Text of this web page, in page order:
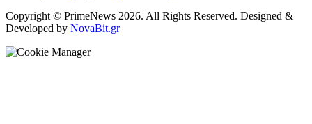
Copyright © PrimeNews 2026. All Rights Reserved. Designed &
Developed by NovaBit.gr